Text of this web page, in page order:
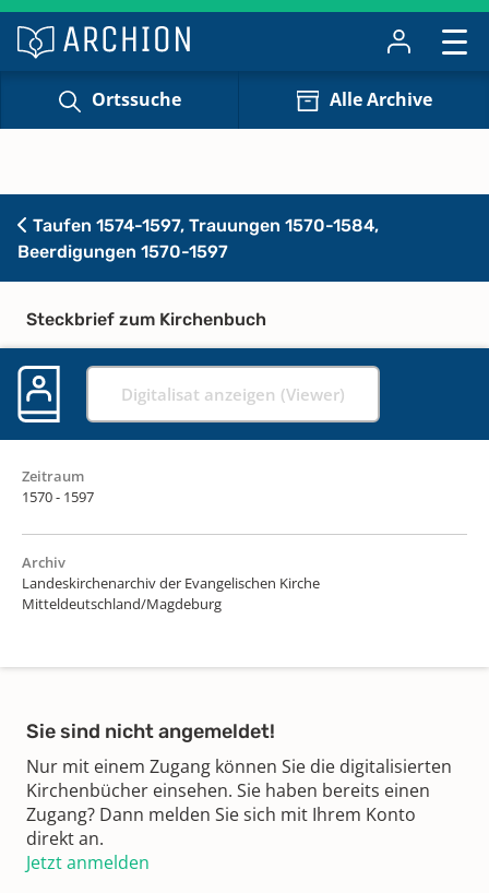
Ortssuche Alle Archive
Taufen 1574-1597, Trauungen 1570-1584,
Beerdigungen 1570-1597
Steckbrief zum Kirchenbuch
Digitalisat anzeigen (Viewer)
Zeitraum
1570 - 1597
Archiv
Landeskirchenarchiv der Evangelischen Kirche
Mitteldeutschland/Magdeburg
Sie sind nicht angemeldet!
Nur mit einem Zugang können Sie die digitalisierten
Kirchenbücher einsehen. Sie haben bereits einen
Zugang? Dann melden Sie sich mit Ihrem Konto
direkt an.
Jetzt anmelden